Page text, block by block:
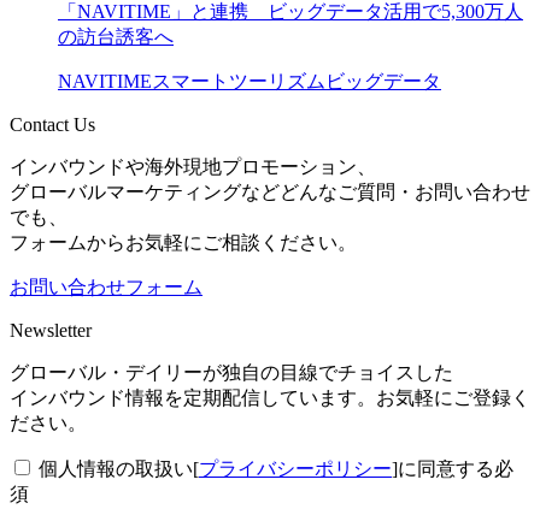
「NAVITIME」と連携 ビッグデータ活用で5,300万人
の訪台誘客へ
NAVITIMEスマートツーリズム ビッグデータ
Contact Us
インバウンドや海外現地プロモーション、
グローバルマーケティングなどどんなご質問・お問い合わせ
でも、
フォームからお気軽にご相談ください。
お問い合わせフォーム
Newsletter
グローバル・デイリーが独自の目線でチョイスした
インバウンド情報を定期配信しています。お気軽にご登録く
ださい。
個人情報の取扱い[プライバシーポリシー]に同意する必
須